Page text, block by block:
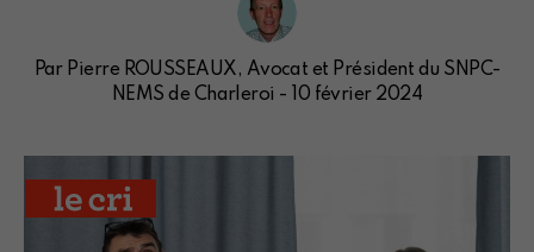
Par Pierre ROUSSEAUX, Avocat et Président du SNPC-
NEMS de Charleroi - 10 février 2024